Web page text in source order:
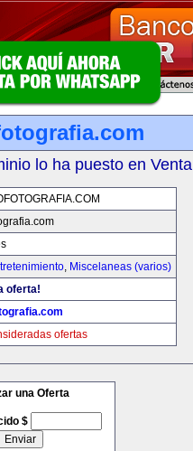
lo ha puesto en Venta
, Miscelaneas (varios)
oferta!
ofertas
una Oferta
$